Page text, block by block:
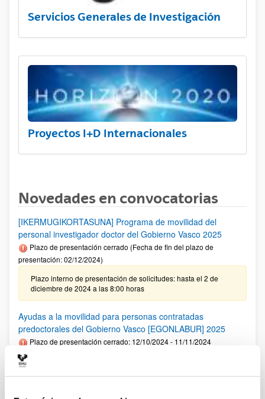
Servicios Generales de Investigación
Proyectos I+D Internacionales
Novedades en convocatorias
[IKERMUGIKORTASUNA] Programa de movilidad del
personal investigador doctor del Gobierno Vasco 2025
Plazo de presentación cerrado (Fecha de fin del plazo de
presentación: 02/12/2024)
Plazo interno de presentación de solicitudes: hasta el 2 de
diciembre de 2024 a las 8:00 horas
Ayudas a la movilidad para personas contratadas
predoctorales del Gobierno Vasco [EGONLABUR] 2025
Plazo de presentación cerrado: 12/10/2024 - 11/11/2024